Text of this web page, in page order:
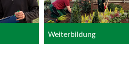
Weiterbildung